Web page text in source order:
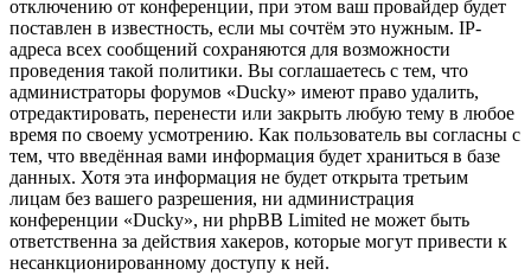
отключению от конференции, при этом ваш провайдер будет
поставлен в известность, если мы сочтём это нужным. IP-
адреса всех сообщений сохраняются для возможности
проведения такой политики. Вы соглашаетесь с тем, что
администраторы форумов «Ducky» имеют право удалить,
отредактировать, перенести или закрыть любую тему в любое
время по своему усмотрению. Как пользователь вы согласны с
тем, что введённая вами информация будет храниться в базе
данных. Хотя эта информация не будет открыта третьим
лицам без вашего разрешения, ни администрация
конференции «Ducky», ни phpBB Limited не может быть
ответственна за действия хакеров, которые могут привести к
несанкционированному доступу к ней.